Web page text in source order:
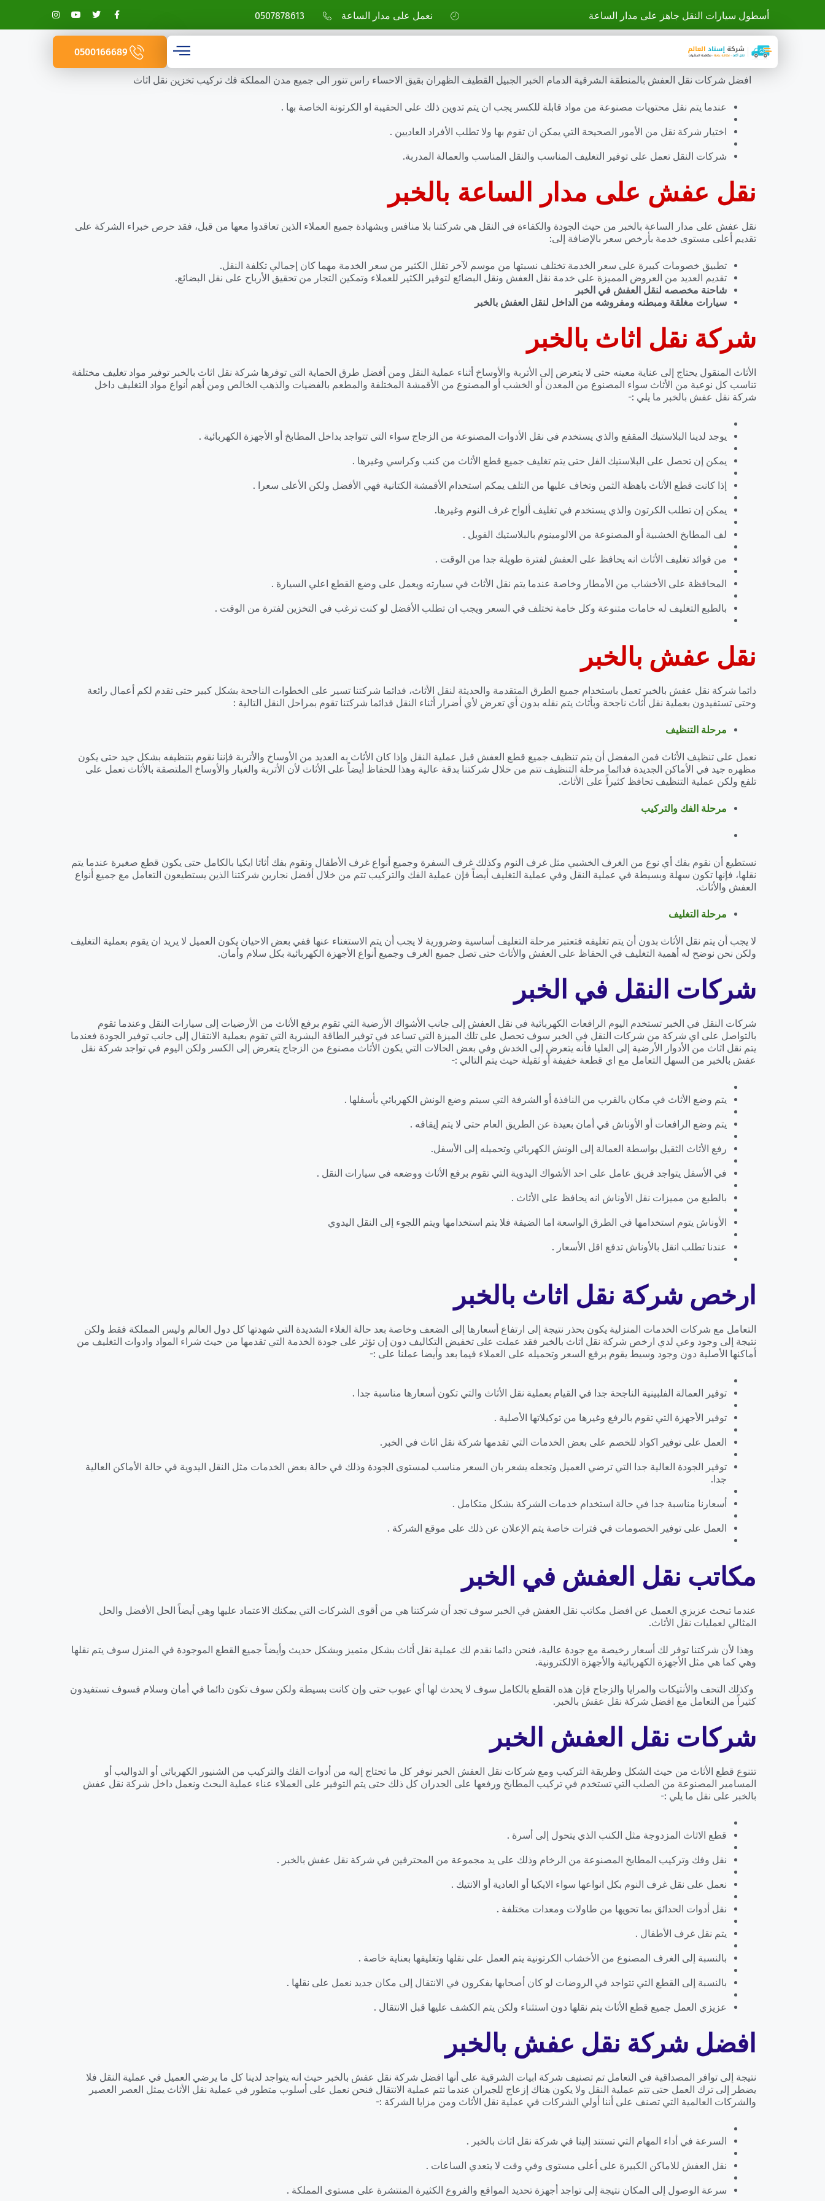
أسطول سيارات النقل جاهز على مدار الساعة نعمل على مدار الساعة 0507878613
0500166689
افضل شركات نقل العفش بالمنطقة الشرقية الدمام الخبر الجبيل القطيف الظهران بقيق الاحساء راس تنور الى جميع مدن المملكة فك تركيب تخزين نقل اثاث
عندما يتم نقل محتويات مصنوعة من مواد قابلة للكسر يجب ان يتم تدوين ذلك على الحقيبة او الكرتونة الخاصة بها .
اختيار شركة نقل من الأمور الصحيحة التي يمكن ان تقوم بها ولا تطلب الأفراد العاديين .
شركات النقل تعمل على توفير التغليف المناسب والنقل المناسب والعمالة المدربة.
نقل عفش على مدار الساعة بالخبر
نقل عفش على مدار الساعة بالخبر من حيث الجودة والكفاءة في النقل هي شركتنا بلا منافس وبشهادة جميع العملاء الذين تعاقدوا معها من قبل، فقد حرص خبراء الشركة على
تقديم أعلى مستوى خدمة بأرخص سعر بالإضافة إلى:
تطبيق خصومات كبيرة على سعر الخدمة تختلف نسبتها من موسم لآخر تقلل الكثير من سعر الخدمة مهما كان إجمالي تكلفة النقل.
تقديم العديد من العروض المميزة على خدمة نقل العفش ونقل البضائع لتوفير الكثير للعملاء وتمكين التجار من تحقيق الأرباح على نقل البضائع.
شاحنة مخصصه لنقل العفش في الخبر
سيارات مغلقة ومبطنه ومفروشه من الداخل لنقل العفش بالخبر
شركة نقل اثاث بالخبر
الأثاث المنقول يحتاج إلى عناية معينه حتى لا يتعرض إلى الأتربة والأوساخ أثناء عملية النقل ومن أفضل طرق الحماية التي توفرها شركة نقل اثاث بالخبر توفير مواد تغليف مختلفة
تناسب كل نوعية من الأثاث سواء المصنوع من المعدن أو الخشب أو المصنوع من الأقمشة المختلفة والمطعم بالفضيات والذهب الخالص ومن أهم أنواع مواد التغليف داخل
شركة نقل عفش بالخبر ما يلي :-
يوجد لدينا البلاستيك المقفع والذي يستخدم في نقل الأدوات المصنوعة من الزجاج سواء التي تتواجد بداخل المطابخ أو الأجهزة الكهربائية .
يمكن إن تحصل على البلاستيك الفل حتى يتم تغليف جميع قطع الأثاث من كنب وكراسي وغيرها .
إذا كانت قطع الأثاث باهظة الثمن وتخاف عليها من التلف يمكم استخدام الأقمشة الكتانية فهي الأفضل ولكن الأعلى سعرا .
يمكن إن تطلب الكرتون والذي يستخدم في تغليف ألواح غرف النوم وغيرها.
لف المطابخ الخشبية أو المصنوعة من الالومينوم بالبلاستيك الفويل .
من فوائد تغليف الأثاث انه يحافظ على العفش لفترة طويلة جدا من الوقت .
المحافظة على الأخشاب من الأمطار وخاصة عندما يتم نقل الأثاث في سيارته ويعمل على وضع القطع اعلي السيارة .
بالطبع التغليف له خامات متنوعة وكل خامة تختلف في السعر ويجب ان تطلب الأفضل لو كنت ترغب في التخزين لفترة من الوقت .
نقل عفش بالخبر
دائما شركة نقل عفش بالخبر تعمل باستخدام جميع الطرق المتقدمة والحديثة لنقل الأثاث، فدائما شركتنا تسير على الخطوات الناجحة بشكل كبير حتى تقدم لكم أعمال رائعة
وحتى تستفيدون بعملية نقل أثاث ناجحة وبأثاث يتم نقله بدون أي تعرض لأي أضرار أثناء النقل فدائما شركتنا تقوم بمراحل النقل التالية :
مرحلة التنظيف
نعمل على تنظيف الأثاث فمن المفضل أن يتم تنظيف جميع قطع العفش قبل عملية النقل وإذا كان الأثاث به العديد من الأوساخ والأتربة فإننا نقوم بتنظيفه بشكل جيد حتى يكون
مظهره جيد في الأماكن الجديدة فدائما مرحلة التنظيف تتم من خلال شركتنا بدقة عالية وهذا للحفاظ أيضاً على الأثاث لأن الأتربة والغبار والأوساخ الملتصقة بالأثاث تعمل على
تلفع ولكن عملية التنظيف تحافظ كثيراً على الأثاث.
مرحلة الفك والتركيب
نستطيع أن نقوم بفك أي نوع من الغرف الخشبي مثل غرف النوم وكذلك غرف السفرة وجميع أنواع غرف الأطفال ونقوم بفك أثاثا ايكيا بالكامل حتى يكون قطع صغيرة عندما يتم
نقلها، فإنها تكون سهلة وبسيطة في عملية النقل وفي عملية التغليف أيضاً فإن عملية الفك والتركيب تتم من خلال أفضل نجارين شركتنا الذين يستطيعون التعامل مع جميع أنواع
العفش والأثاث.
مرحلة التغليف
لا يجب أن يتم نقل الأثاث بدون أن يتم تغليفه فتعتبر مرحلة التغليف أساسية وضرورية لا يجب أن يتم الاستغناء عنها ففي بعض الاحيان يكون العميل لا يريد ان يقوم بعملية التغليف
ولكن نحن نوضح له أهمية التغليف في الحفاظ على العفش والأثاث حتى تصل جميع الغرف وجميع أنواع الأجهزة الكهربائية بكل سلام وأمان.
شركات النقل في الخبر
شركات النقل في الخبر تستخدم اليوم الرافعات الكهربائية في نقل العفش إلى جانب الأشواك الأرضية التي تقوم برفع الأثاث من الأرضيات إلى سيارات النقل وعندما تقوم
بالتواصل على اي شركة من شركات النقل في الخبر سوف تحصل على تلك الميزة التي تساعد في توفير الطاقة البشرية التي تقوم بعملية الانتقال إلى جانب توفير الجودة فعندما
يتم نقل اثاث من الأدوار الأرضية إلى العليا فأنه يتعرض إلى الخدش وفي بعض الحالات التي يكون الأثاث مصنوع من الزجاج يتعرض إلى الكسر ولكن اليوم في تواجد شركة نقل
عفش بالخبر من السهل التعامل مع اي قطعة خفيفة أو ثقيلة حيث يتم التالي :-
يتم وضع الأثاث في مكان بالقرب من النافذة أو الشرفة التي سيتم وضع الونش الكهربائي بأسفلها .
يتم وضع الرافعات أو الأوناش في أمان بعيدة عن الطريق العام حتى لا يتم إيقافه .
رفع الأثاث الثقيل بواسطة العمالة إلى الونش الكهربائي وتحميله إلى الأسفل.
في الأسفل يتواجد فريق عامل على احد الأشواك اليدوية التي تقوم برفع الأثاث ووضعه في سيارات النقل .
بالطبع من مميزات نقل الأوناش انه يحافظ على الأثاث .
الأوناش يتوم استخدامها في الطرق الواسعة اما الضيفة فلا يتم استخدامها ويتم اللجوء إلى النقل اليدوي
عندنا تطلب انقل بالأوناش تدفع اقل الأسعار .
ارخص شركة نقل اثاث بالخبر
التعامل مع شركات الخدمات المنزلية يكون بحذر نتيجة إلى ارتفاع أسعارها إلى الضعف وخاصة بعد حالة الغلاء الشديدة التي شهدتها كل دول العالم وليس المملكة فقط ولكن
نتيجة إلى وجود وعي لدي ارخص شركة نقل اثاث بالخبر فقد عملت على تخفيض التكاليف دون إن تؤثر على جودة الخدمة التي تقدمها من حيث شراء المواد وادوات التغليف من
أماكنها الأصلية دون وجود وسيط يقوم برفع السعر وتحميله على العملاء فيما بعد وأيضا عملنا على :-
توفير العمالة الفلبينية الناجحة جدا في القيام بعملية نقل الأثاث والتي تكون أسعارها مناسبة جدا .
توفير الأجهزة التي تقوم بالرفع وغيرها من توكيلاتها الأصلية .
العمل على توفير اكواد للخصم على بعض الخدمات التي تقدمها شركة نقل اثاث في الخبر.
توفير الجودة العالية جدا التي ترضي العميل وتجعله يشعر بان السعر مناسب لمستوى الجودة وذلك في حالة بعض الخدمات مثل النقل اليدوية في حالة الأماكن العالية
جدا.
أسعارنا مناسبة جدا في حالة استخدام خدمات الشركة بشكل متكامل .
العمل على توفير الخصومات في فترات خاصة يتم الإعلان عن ذلك على موقع الشركة .
مكاتب نقل العفش في الخبر
عندما تبحث عزيزي العميل عن افضل مكاتب نقل العفش في الخبر سوف تجد أن شركتنا هي من أقوى الشركات التي يمكنك الاعتماد عليها وهي أيضاً الحل الأفضل والحل
المثالي لعمليات نقل الأثاث.
وهذا لأن شركتنا توفر لك أسعار رخيصة مع جودة عالية، فنحن دائما نقدم لك عملية نقل أثاث بشكل متميز وبشكل حديث وأيضاً جميع القطع الموجودة في المنزل سوف يتم نقلها
وهي كما هي مثل الأجهزة الكهربائية والأجهزة الالكترونية.
وكذلك التحف والأنتيكات والمرايا والزجاج فإن هذه القطع بالكامل سوف لا يحدث لها أي عيوب حتى وإن كانت بسيطة ولكن سوف تكون دائما في أمان وسلام فسوف تستفيدون
كثيراً من التعامل مع افضل شركة نقل عفش بالخبر.
شركات نقل العفش الخبر
تتنوع قطع الأثاث من حيث الشكل وطريقة التركيب ومع شركات نقل العفش الخبر نوفر كل ما تحتاج إليه من أدوات الفك والتركيب من الشنيور الكهربائي أو الدواليب أو
المسامير المصنوعة من الصلب التي تستخدم في تركيب المطابخ ورفعها على الجدران كل ذلك حتى يتم التوفير على العملاء عناء عملية البحث ونعمل داخل شركة نقل عفش
بالخبر على نقل ما يلي :-
قطع الاثاث المزدوجة مثل الكنب الذي يتحول إلى أسرة .
نقل وفك وتركيب المطابخ المصنوعة من الرخام وذلك على يد مجموعة من المحترفين في شركة نقل عفش بالخبر .
نعمل على نقل غرف النوم بكل انواعها سواء الايكيا أو العادية أو الانتيك .
نقل أدوات الحدائق بما تحويها من طاولات ومعدات مختلفة .
يتم نقل غرف الأطفال .
بالنسبة إلى الغرف المصنوع من الأخشاب الكرتونية يتم العمل على نقلها وتغليفها بعناية خاصة .
بالنسبة إلى القطع التي تتواجد في الروضات لو كان أصحابها يفكرون في الانتقال إلى مكان جديد نعمل على نقلها .
عزيزي العمل جميع قطع الأثاث يتم نقلها دون استثناء ولكن يتم الكشف عليها قبل الانتقال .
افضل شركة نقل عفش بالخبر
نتيجة إلى توافر المصداقية في التعامل تم تصنيف شركة ابيات الشرقية على أنها افضل شركة نقل عفش بالخبر حيث انه يتواجد لدينا كل ما يرضي العميل في عملية النقل فلا
يضطر إلى ترك العمل حتى تتم عملية النقل ولا يكون هناك إزعاج للجيران عندما تتم عملية الانتقال فنحن نعمل على أسلوب متطور في عملية نقل الأثاث يمثل العصر العصير
والشركات العالمية التي تصنف على أننا أولي الشركات في عملية نقل الأثاث ومن مزايا الشركة :-
السرعة في أداء المهام التي تستند إلينا في شركة نقل اثاث بالخبر .
نقل العفش للاماكن الكبيرة على أعلى مستوى وفي وقت لا يتعدي الساعات .
سرعة الوصول إلى المكان نتيجة إلى تواجد أجهزة تحديد المواقع والفروع الكثيرة المنتشرة على مستوى المملكة .